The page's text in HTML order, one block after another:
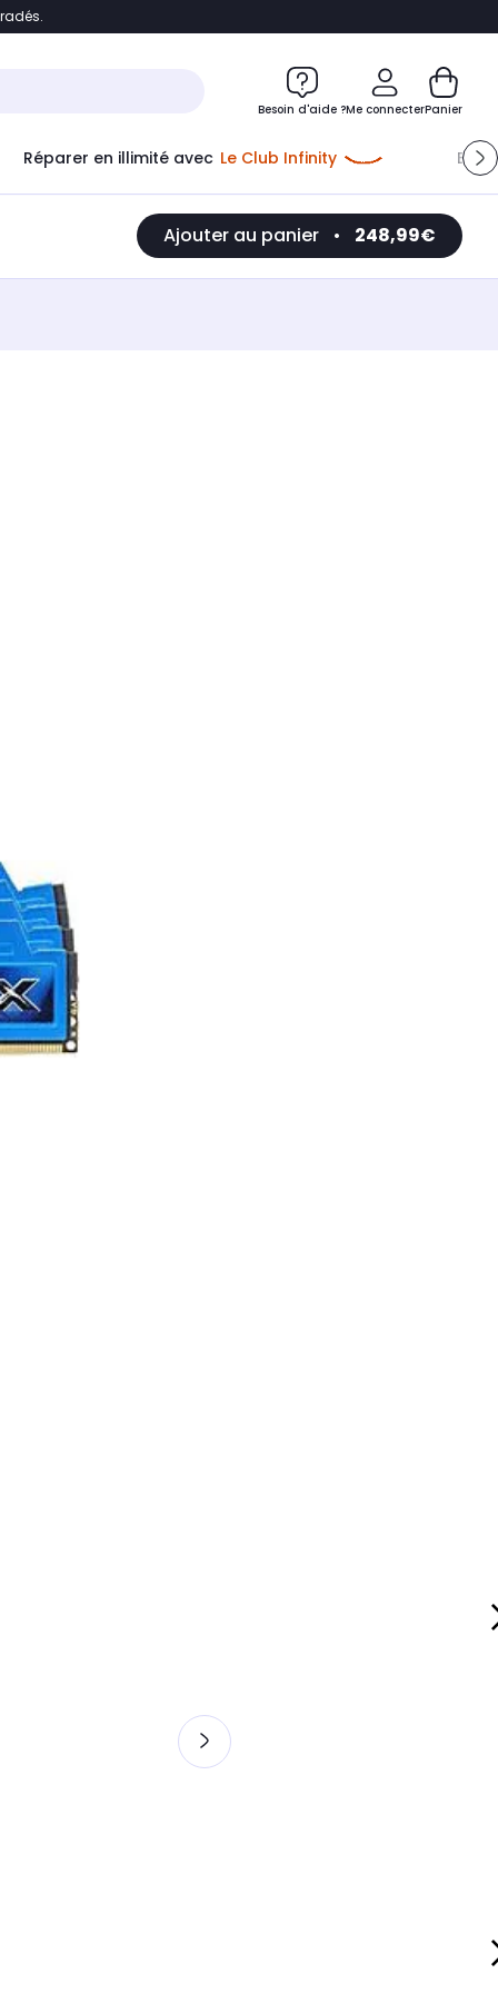
Accéder directement au chatbot
Besoin d'aide ?Me connecterPanier
Réparer en illimité avec Le Club Infinity
Ajouter au panier • 248,99€